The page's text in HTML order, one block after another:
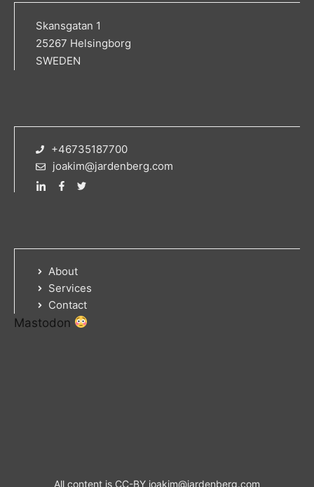
Skansgatan 1
25267 Helsingborg
SWEDEN
+46735187700
joakim@jardenberg.com
About
Services
Contact
Mastodon
All content is CC-BY joakim@jardenberg.com